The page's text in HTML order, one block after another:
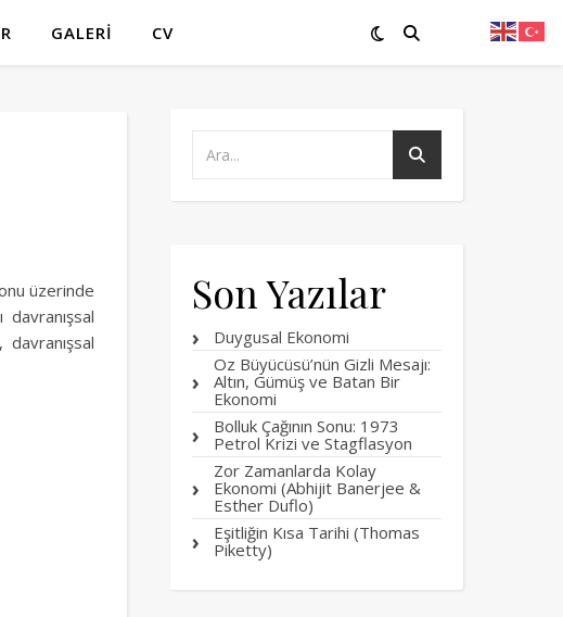
GALERI CV
üzerinde
davranışsal
Son Yazılar
Duygusal Ekonomi
Oz Büyücüsü’nün Gizli Mesajı:
Altın, Gümüş ve Batan Bir
Ekonomi
Bolluk Çağının Sonu: 1973
Petrol Krizi ve Stagflasyon
Zor Zamanlarda Kolay
Ekonomi (Abhijit Banerjee &
Esther Duflo)
Eşitliğin Kısa Tarihi (Thomas
Piketty)